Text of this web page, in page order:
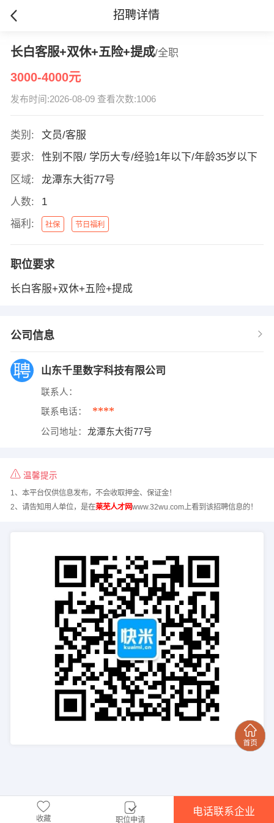
招聘详情
长白客服+双休+五险+提成/全职
3000-4000元
发布时间:2026-08-09 查看次数:1006
类别:
文员/客服
要求:
性别不限/ 学历大专/经验1年以下/年龄35岁以下
区域:
龙潭东大街77号
人数:
1
福利:
社保 节日福利
职位要求
长白客服+双休+五险+提成
公司信息
山东千里数字科技有限公司
联系人：
联系电话： ****
公司地址： 龙潭东大街77号
温馨提示
1、本平台仅供信息发布，不会收取押金、保证金！
2、请告知用人单位，是在莱芜人才网www.32wu.com上看到该招聘信息的！
收藏 职位申请
电话联系企业